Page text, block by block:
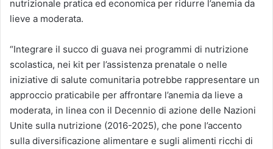
nutrizionale pratica ed economica per ridurre l’anemia da
lieve a moderata.
“Integrare il succo di guava nei programmi di nutrizione
scolastica, nei kit per l’assistenza prenatale o nelle
iniziative di salute comunitaria potrebbe rappresentare un
approccio praticabile per affrontare l’anemia da lieve a
moderata, in linea con il Decennio di azione delle Nazioni
Unite sulla nutrizione (2016-2025), che pone l’accento
sulla diversificazione alimentare e sugli alimenti ricchi di